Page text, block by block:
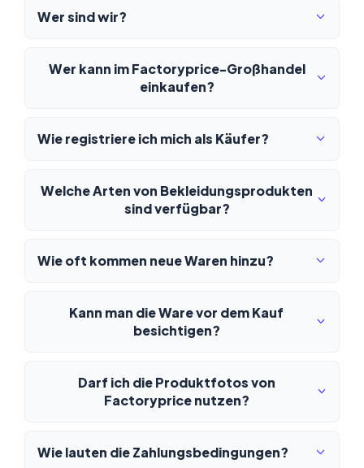
Wer sind wir?
Wer kann im Factoryprice-Großhandel
einkaufen?
Wie registriere ich mich als Käufer?
Welche Arten von Bekleidungsprodukten
sind verfügbar?
Wie oft kommen neue Waren hinzu?
Kann man die Ware vor dem Kauf
besichtigen?
Darf ich die Produktfotos von
Factoryprice nutzen?
Wie lauten die Zahlungsbedingungen?